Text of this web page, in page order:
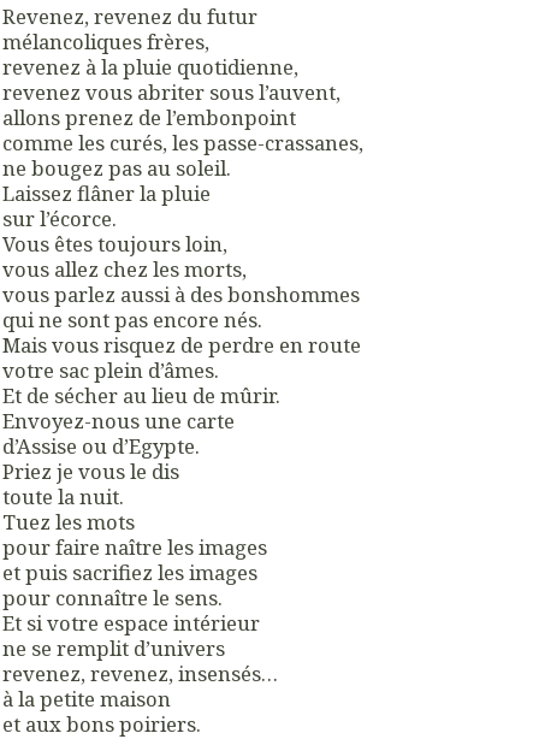
Revenez, revenez du futur
mélancoliques frères,
revenez à la pluie quotidienne,
revenez vous abriter sous l’auvent,
allons prenez de l’embonpoint
comme les curés, les passe-crassanes,
ne bougez pas au soleil.
Laissez flâner la pluie
sur l’écorce.
Vous êtes toujours loin,
vous allez chez les morts,
vous parlez aussi à des bonshommes
qui ne sont pas encore nés.
Mais vous risquez de perdre en route
votre sac plein d’âmes.
Et de sécher au lieu de mûrir.
Envoyez-nous une carte
d’Assise ou d’Egypte.
Priez je vous le dis
toute la nuit.
Tuez les mots
pour faire naître les images
et puis sacrifiez les images
pour connaître le sens.
Et si votre espace intérieur
ne se remplit d’univers
revenez, revenez, insensés…
à la petite maison
et aux bons poiriers.